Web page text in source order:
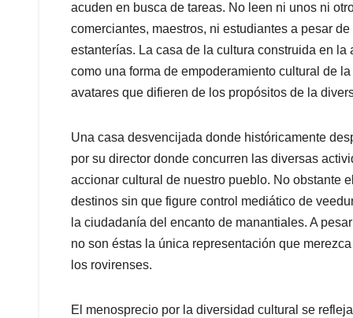
acuden en busca de tareas. No leen ni unos ni
comerciantes, maestros, ni estudiantes a pesar
estanterías. La casa de la cultura construida en
como una forma de empoderamiento cultural de
avatares que difieren de los propósitos de la
Una casa desvencijada donde históricamente
por su director donde concurren las diversas
accionar cultural de nuestro pueblo. No obstante
destinos sin que figure control mediático de
la ciudadanía del encanto de manantiales. A
no son éstas la única representación que
los rovirenses.
El menosprecio por la diversidad cultural se